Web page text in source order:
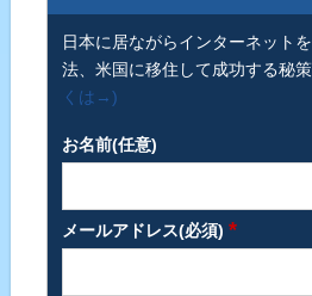
日本に居ながらインターネット
法、米国に移住して成功する秘策
くは→)
お名前(任意)
メールアドレス(必須) *